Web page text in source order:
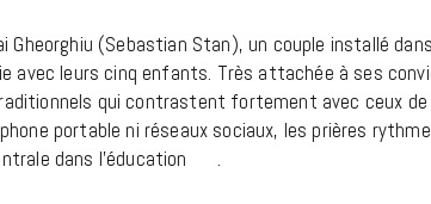
Gheorghiu (Sebastian Stan), un couple installé
avec leurs cinq enfants. Très attachée à ses
qui contrastent fortement avec ceux de
portable ni réseaux sociaux, les prières
dans l’éducation .